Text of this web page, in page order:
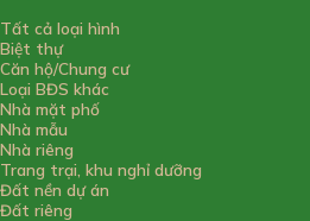
Tất cả loại hình
Biệt thự
Căn hộ/Chung cư
Loại BĐS khác
Nhà mặt phố
Nhà mẫu
Nhà riêng
Trang trại, khu nghỉ dưỡng
Đất nền dự án
Đất riêng